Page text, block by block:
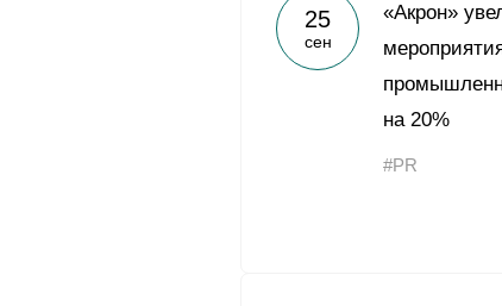
25
сен
«Акрон»
на 20%
#PR